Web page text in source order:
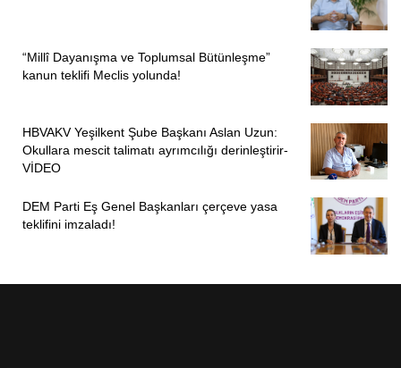
“Millî Dayanışma ve Toplumsal Bütünleşme”
kanun teklifi Meclis yolunda!
HBVAKV Yeşilkent Şube Başkanı Aslan Uzun:
Okullara mescit talimatı ayrımcılığı derinleştirir-
VİDEO
DEM Parti Eş Genel Başkanları çerçeve yasa
teklifini imzaladı!